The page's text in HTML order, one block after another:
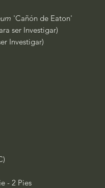
'Cañón de Eaton'
ser Investigar)
Investigar)
- 2 Pies